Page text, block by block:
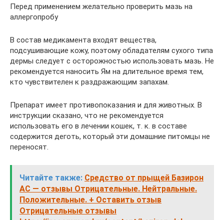
Перед применением желательно проверить мазь на
аллергопробу
В состав медикамента входят вещества,
подсушивающие кожу, поэтому обладателям сухого типа
дермы следует с осторожностью использовать мазь. Не
рекомендуется наносить Ям на длительное время тем,
кто чувствителен к раздражающим запахам.
Препарат имеет противопоказания и для животных. В
инструкции сказано, что не рекомендуется
использовать его в лечении кошек, т. к. в составе
содержится деготь, который эти домашние питомцы не
переносят.
Читайте также: Средство от прыщей Базирон
АС — отзывы Отрицательные. Нейтральные.
Положительные. + Оставить отзыв
Отрицательные отзывы